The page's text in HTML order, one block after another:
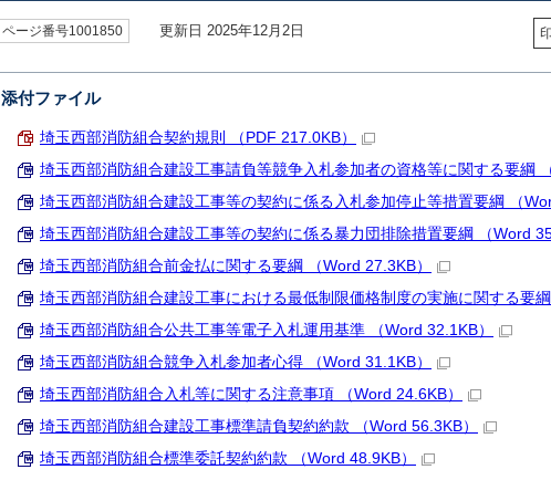
ページ番号1001850 更新日 2025年12月2日
添付ファイル
埼玉西部消防組合契約規則 （PDF 217.0KB）
埼玉西部消防組合建設工事請負等競争入札参加者の資格等に関する要綱
埼玉西部消防組合建設工事等の契約に係る入札参加停止等措置要綱 （
埼玉西部消防組合建設工事等の契約に係る暴力団排除措置要綱 （Word
埼玉西部消防組合前金払に関する要綱 （Word 27.3KB）
埼玉西部消防組合建設工事における最低制限価格制度の実施に関する要綱
埼玉西部消防組合公共工事等電子入札運用基準 （Word 32.1KB）
埼玉西部消防組合競争入札参加者心得 （Word 31.1KB）
埼玉西部消防組合入札等に関する注意事項 （Word 24.6KB）
埼玉西部消防組合建設工事標準請負契約約款 （Word 56.3KB）
埼玉西部消防組合標準委託契約約款 （Word 48.9KB）